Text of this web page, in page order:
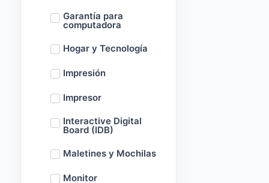
Garantía para
computadora
Hogar y Tecnología
Impresión
Impresor
Interactive Digital
Board (IDB)
Maletines y Mochilas
Monitor